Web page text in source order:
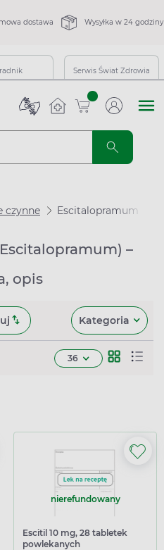
dostawa Wysyłka w 24 godziny
Serwis Świat Zdrowia
sztuk
czynne Escitalopramum
–
opis
Kategoria
36
nierefundowany
Escitil 10 mg, 28 tabletek
powlekanych